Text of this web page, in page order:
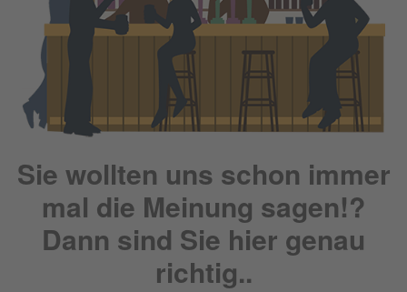
Sie wollten uns schon immer
mal die Meinung sagen!?
Dann sind Sie hier genau
richtig..